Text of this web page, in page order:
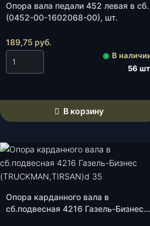
Опора вала педали 452 левая в сб.
(0452-00-1602068-00), шт.
189,75 руб.
◉ В
56
В корзину
Опора карданного вала в
сб.подвесная 4216 Газель-Бизнес